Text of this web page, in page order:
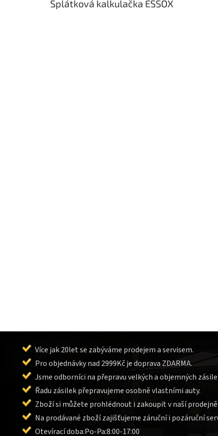
Splátková kalkulačka ESSOX
Více jak 20let se zabýváme prodejem a servisem.
Pro objednávky nad 2999Kč je doprava ZDARMA.
Jsme odborníci na přepravu velkých a objemných
Řadu zásilek přepravujeme osobně vlastními auty.
Zboží si můžete prohlédnout i zakoupit v naší prodejně.
Na prodávané zboží zajišťujeme záruční i pozáruční
Otevírací doba:Po-Pa:8:00-17:00